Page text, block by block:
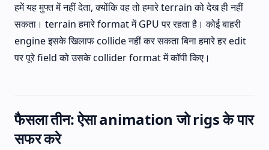
हमें यह मुफ्त में नहीं देता, क्योंकि वह तो हमारे terrain को देख ही नहीं
सकता। terrain हमारे format में GPU पर रहता है। कोई बाहरी
engine इसके खिलाफ collide नहीं कर सकता बिना हमारे हर edit
पर पूरे field को उसके collider format में कॉपी किए।
फैसला तीन: ऐसा animation जो rigs के पार
सफर करे